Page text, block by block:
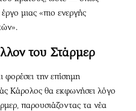
μιας «πιο ενεργής
του Στάρμερ
φορέσει την επίσημη
Κάρολος θα εκφωνήσει λόγο
παρουσιάζοντας τα νέα